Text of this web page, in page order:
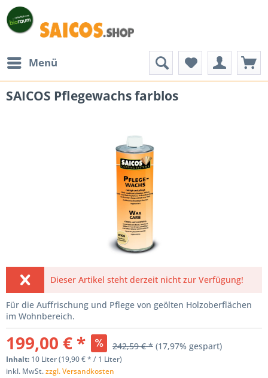
Menü
SAICOS Pflegewachs farblos
Dieser Artikel steht derzeit nicht zur Verfügung!
Für die Auffrischung und Pflege von geölten Holzoberflächen
im Wohnbereich.
199,00 € * 242,59 € * (17,97% gespart)
Inhalt: 10 Liter (19,90 € * / 1 Liter)
inkl. MwSt.zzgl. Versandkosten